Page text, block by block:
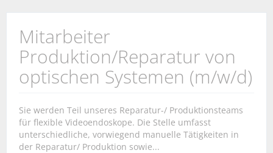
Mitarbeiter
Produktion/Reparatur von
optischen Systemen (m/w/d)
Sie werden Teil unseres Reparatur-/ Produktionsteams
für flexible Videoendoskope. Die Stelle umfasst
unterschiedliche, vorwiegend manuelle Tätigkeiten in
der Reparatur/ Produktion sowie...